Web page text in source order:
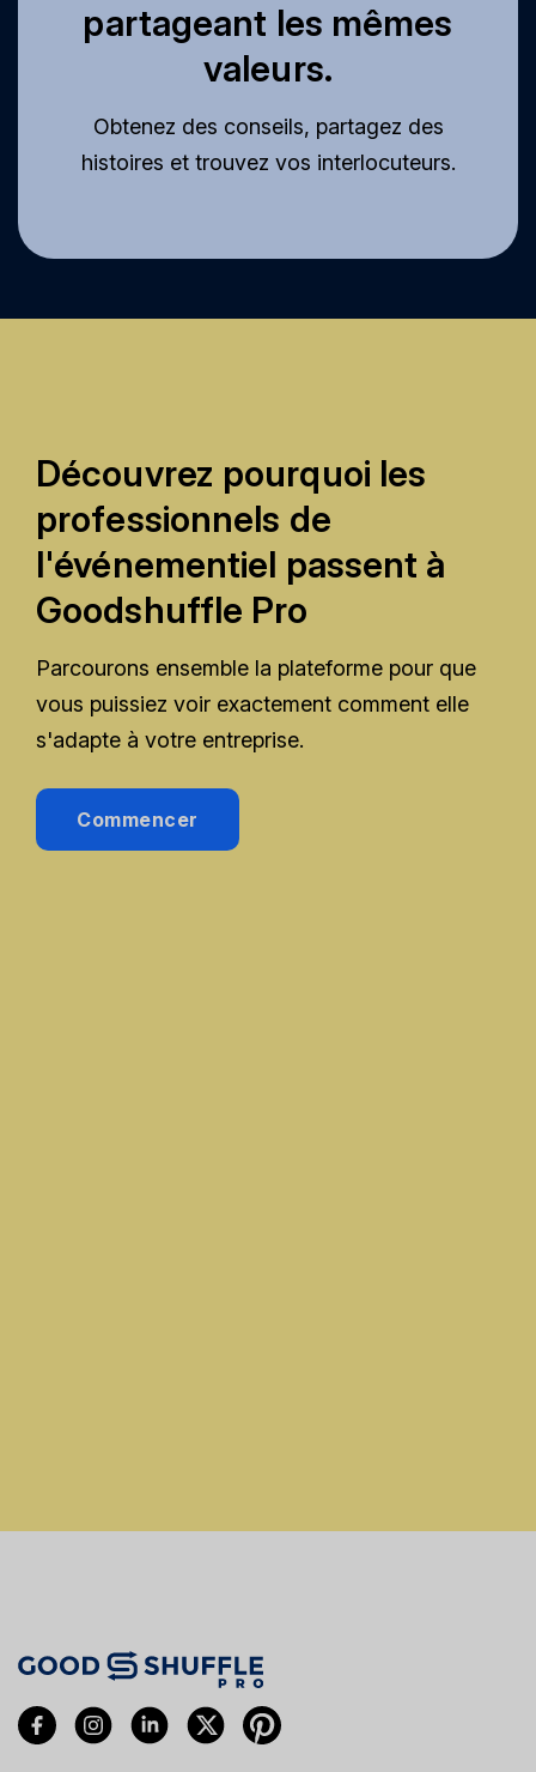
partageant les mêmes
valeurs.
Obtenez des conseils, partagez des
histoires et trouvez vos interlocuteurs.
Découvrez pourquoi les
professionnels de
l'événementiel passent à
Goodshuffle Pro
Parcourons ensemble la plateforme pour que
vous puissiez voir exactement comment elle
s'adapte à votre entreprise.
Commencer